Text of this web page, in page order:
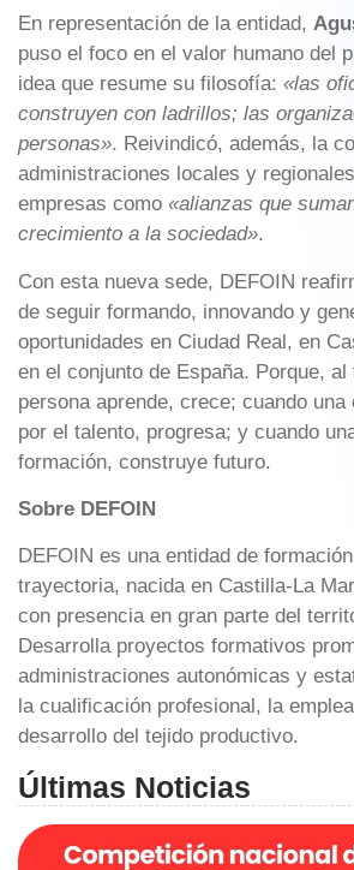
En representación de la entidad,
puso el foco en el valor humano del
idea que resume su filosofía: «las
construyen con ladrillos; las
personas». Reivindicó, además, la
administraciones locales y
empresas como «alianzas que
crecimiento a la sociedad».
Con esta nueva sede, DEFOIN
de seguir formando, innovando y
oportunidades en Ciudad Real, en
en el conjunto de España. Porque,
persona aprende, crece; cuando una
por el talento, progresa; y cuando
formación, construye futuro.
Sobre DEFOIN
DEFOIN es una entidad de
trayectoria, nacida en Castilla-La
con presencia en gran parte del
Desarrolla proyectos formativos
administraciones autonómicas y
la cualificación profesional, la
desarrollo del tejido productivo.
Últimas Noticias